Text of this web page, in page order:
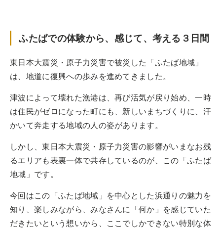
ふたばでの体験から、感じて、考える３日間
東日本大震災・原子力災害で被災した「ふたば地域」
は、地道に復興への歩みを進めてきました。
津波によって壊れた漁港は、再び活気が戻り始め、一時
は住民がゼロになった町にも、新しいまちづくりに、汗
かいて奔走する地域の人の姿があります。
しかし、東日本大震災・原子力災害の影響がいまなお残
るエリアも表裏一体で共存しているのが、この「ふたば
地域」です。
今回はこの「ふたば地域」を中心とした浜通りの魅力を
知り、楽しみながら、みなさんに「何か」を感じていた
だきたいという想いから、ここでしかできない特別な体